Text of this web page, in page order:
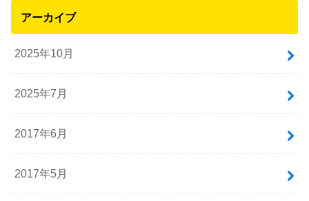
アーカイブ
2025年10月
2025年7月
2017年6月
2017年5月